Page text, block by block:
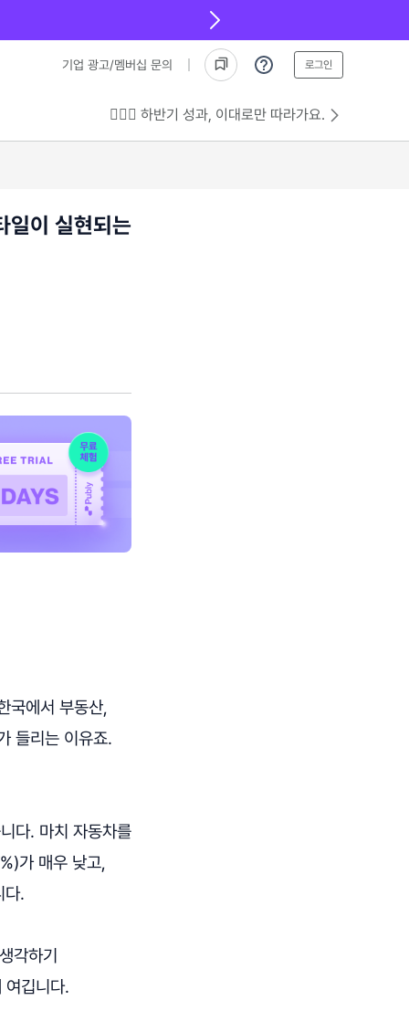
기업 광고/멤버십 문의 로그인
💁🏻‍♂️ 하반기 성과, 이대로만 따라가요.
일이 실현되는
국에서 부동산,
들리는 이유죠.
다. 마치 자동차를
가 매우 낮고,
다.
각하기
여깁니다.